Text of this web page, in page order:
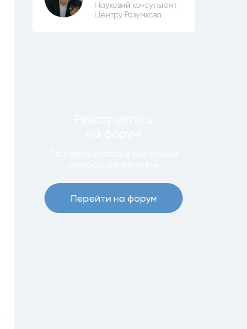
Науковий консультант
Центру Разумкова
Перейти на форум